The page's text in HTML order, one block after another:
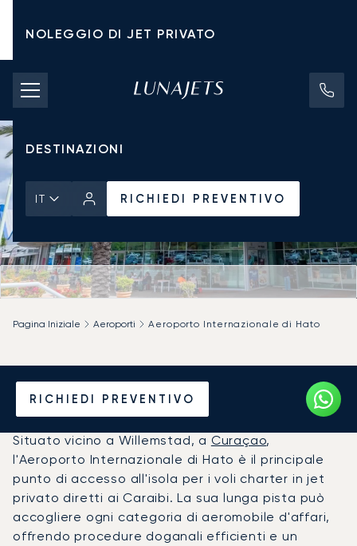
NOLEGGIO DI JET PRIVATO
TARIFFE DI NOLEGGIO
JET PRIVATI
DESTINAZIONI
IT RICHIEDI PREVENTIVO
RICHIEDI PREVENTIVO
Pagina Iniziale Aeroporti Aeroporto Internazionale di Hato
Noleggio jet privato per
l'Aeroporto di Hato (CUR)
Situato vicino a Willemstad, a Curaçao,
l'Aeroporto Internazionale di Hato è il principale
punto di accesso all'isola per i voli charter in jet
privato diretti ai Caraibi. La sua lunga pista può
accogliere ogni categoria di aeromobile d'affari,
offrendo procedure doganali efficienti e un